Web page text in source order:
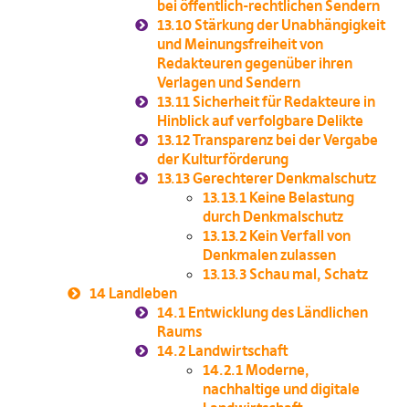
bei öffentlich-rechtlichen Sendern
13.10Stärkung der Unabhängigkeit
und Meinungsfreiheit von
Redakteuren gegenüber ihren
Verlagen und Sendern
13.11Sicherheit für Redakteure in
Hinblick auf verfolgbare Delikte
13.12Transparenz bei der Vergabe
der Kulturförderung
13.13Gerechterer Denkmalschutz
13.13.1 Keine Belastung
durch Denkmalschutz
13.13.2 Kein Verfall von
Denkmalen zulassen
13.13.3Schau mal, Schatz
14 Landleben
14.1 Entwicklung des Ländlichen
Raums
14.2 Landwirtschaft
14.2.1Moderne,
nachhaltige und digitale